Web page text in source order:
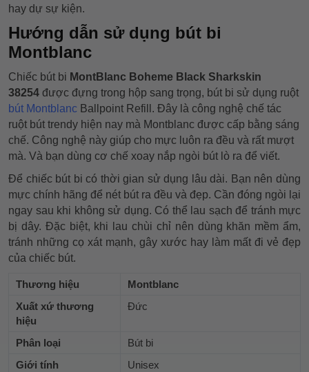
hay dự sự kiện.
Hướng dẫn sử dụng bút bi
Montblanc
Chiếc bút bi MontBlanc Boheme Black Sharkskin
38254 được đựng trong hộp sang trọng, bút bi sử dụng ruột
bút Montblanc Ballpoint Refill. Đây là công nghệ chế tác
ruột bút trendy hiện nay mà Montblanc được cấp bằng sáng
chế. Công nghệ này giúp cho mực luôn ra đều và rất mượt
mà. Và bạn dùng cơ chế xoay nắp ngòi bút lò ra để viết.
Để chiếc bút bi có thời gian sử dụng lâu dài. Bạn nên dùng
mực chính hãng để nét bút ra đều và đẹp. Cần đóng ngòi lại
ngay sau khi không sử dụng. Có thể lau sạch để tránh mực
bị dây. Đặc biệt, khi lau chùi chỉ nên dùng khăn mềm ẩm,
tránh những cọ xát mạnh, gây xước hay làm mất đi vẻ đẹp
của chiếc bút.
Thương hiệu
Montblanc
Xuất xứ thương
hiệu
Đức
Phân loại
Bút bi
Giới tính
Unisex